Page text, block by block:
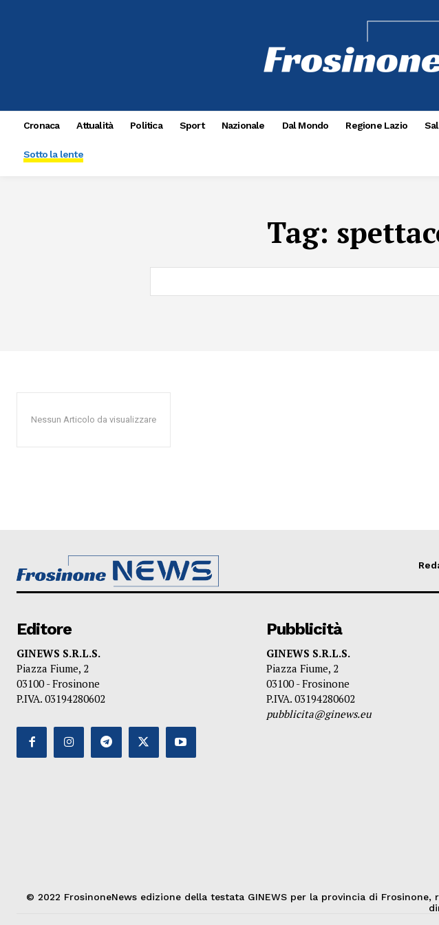
Cronaca Attualità Politica Sport Nazionale Dal Mondo Regione Lazio
Sotto la lente
Tag:
Nessun Articolo da visualizzare
Editore
GINEWS S.R.L.S.
Piazza Fiume, 2
03100 - Frosinone
P.IVA. 03194280602
Pubblicità
GINEWS S.R.L.S.
Piazza Fiume, 2
03100 - Frosinone
P.IVA. 03194280602
pubblicita@ginews.eu
© 2022 FrosinoneNews edizione della testata GINEWS per la provincia di